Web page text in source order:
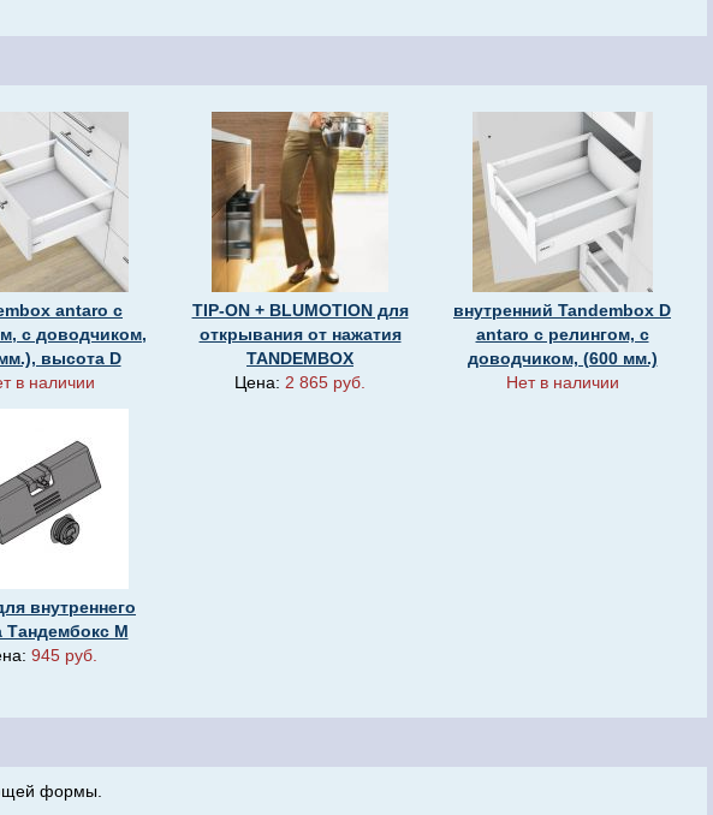
antaro с
c доводчиком,
высота D
в наличии
TIP-ON + BLUMOTION для
открывания от нажатия
TANDEMBOX
Цена: 2 865 руб.
внутренний Tandembox D
antaro с релингом, с
доводчиком, (600 мм.)
Нет в наличии
внутреннего
Тандембокс M
945 руб.
формы.